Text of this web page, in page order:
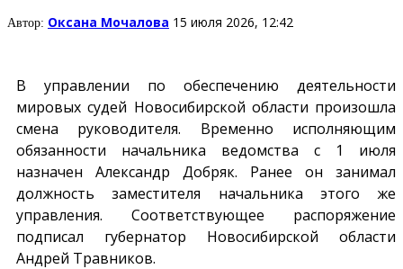
Автор: Оксана Мочалова 15 июля 2026, 12:42
В управлении по обеспечению деятельности
мировых судей Новосибирской области произошла
смена руководителя. Временно исполняющим
обязанности начальника ведомства с 1 июля
назначен Александр Добряк. Ранее он занимал
должность заместителя начальника этого же
управления. Соответствующее распоряжение
подписал губернатор Новосибирской области
Андрей Травников.